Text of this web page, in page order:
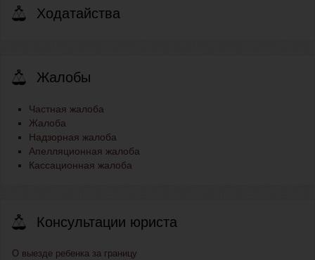
Ходатайства
Жалобы
Частная жалоба
Жалоба
Надзорная жалоба
Апелляционная жалоба
Кассационная жалоба
Консультации юриста
О выезде ребенка за границу